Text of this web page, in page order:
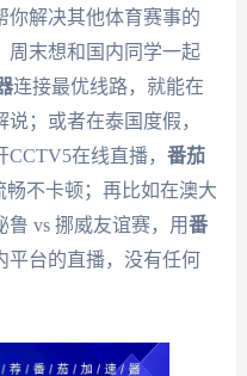
你解决其他体育赛事的
周末想和国内同学一起
连接最优线路，就能在
；或者在泰国度假，
在线直播， 番茄
不卡顿；再比如在澳大
vs 挪威友谊赛，用番
平台的直播，没有任何